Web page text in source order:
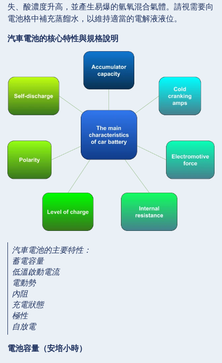
失、酸濃度升高，並產生易爆的氫氧混合氣體。請視需要向
電池格中補充蒸餾水，以維持適當的電解液液位。
汽車電池的核心特性與規格說明
汽車電池的主要特性：
蓄電容量
低溫啟動電流
電動勢
內阻
充電狀態
極性
自放電
電池容量（安培小時）